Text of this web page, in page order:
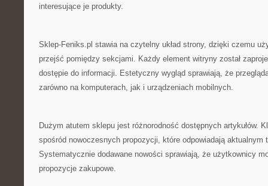
interesujące je produkty.
Sklep-Feniks.pl stawia na czytelny układ strony, dzięki czemu
przejść pomiędzy sekcjami. Każdy element witryny został
dostępie do informacji. Estetyczny wygląd sprawiają, że
zarówno na komputerach, jak i urządzeniach mobilnych.
Dużym atutem sklepu jest różnorodność dostępnych artykułów.
spośród nowoczesnych propozycji, które odpowiadają aktualnym
Systematycznie dodawane nowości sprawiają, że użytkownicy
propozycje zakupowe.